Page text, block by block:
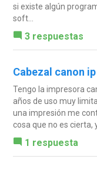
si existe algún
soft...
3 respuestas
Cabezal canon
Tengo la impresora
años de uso muy
una impresión me
cosa que no es cierta,
1 respuesta